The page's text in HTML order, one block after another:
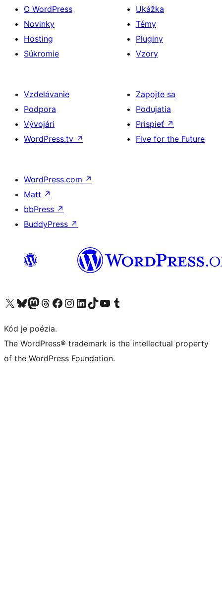
O WordPress
Novinky
Hosting
Súkromie
Ukážka
Témy
Pluginy
Vzory
Vzdelávanie
Podpora
Vývojári
WordPress.tv ↗
Zapojte sa
Podujatia
Prispieť ↗
Five for the Future
WordPress.com ↗
Matt ↗
bbPress ↗
BuddyPress ↗
Navštívte náš účet na X (predtým Twitter)
Navštívte náš účet na platforme Bluesky
Navštívte náš účet na Mastodone
Navštívte náš účet na platforme Threads
Navštívte našu stránku na Facebooku
Navštívte náš účet Instagram
Navštívte náš účet LinkedIn
Navštívte náš účet na platforme TikTok
Navštívte náš kanál YouTube
Navštívte náš účet na platforme Tumblr
Kód je poézia.
The WordPress® trademark is the intellectual property
of the WordPress Foundation.